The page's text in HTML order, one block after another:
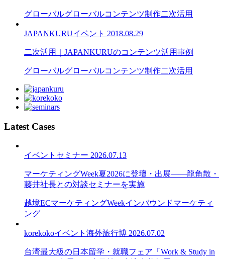
グローバルグローバルコンテンツ制作二次活用
JAPANKURUイベント 2018.08.29
二次活用｜JAPANKURUのコンテンツ活用事例
グローバルグローバルコンテンツ制作二次活用
Latest Cases
イベント セミナー 2026.07.13
マーケティングWeek夏2026に登壇・出展——龍角散・
藤井社長との対談セミナーを実施
越境ECマーケティングWeekインバウンドマーケティ
ング
korekokoイベント 海外旅行博 2026.07.02
台湾最大級の日本留学・就職フェア「Work & Study in